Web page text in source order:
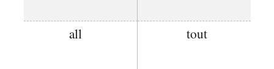
all tout